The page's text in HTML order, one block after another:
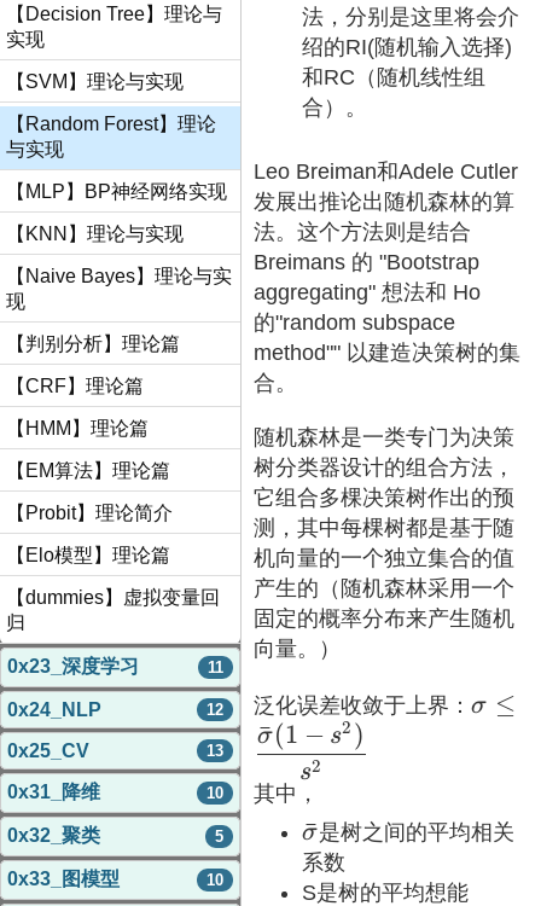
【Decision Tree】理论与
实现
【SVM】理论与实现
【Random Forest】理论
与实现
【MLP】BP神经网络实现
【KNN】理论与实现
【Naive Bayes】理论与实
现
【判别分析】理论篇
【CRF】理论篇
【HMM】理论篇
【EM算法】理论篇
【Probit】理论简介
【Elo模型】理论篇
【dummies】虚拟变量回
归
0x23_深度学习 11
0x24_NLP 12
0x25_CV 13
0x31_降维 10
0x32_聚类 5
0x33_图模型 10
法，分别是这里将会介
绍的RI(随机输入选择)
和RC（随机线性组
合）。
Leo Breiman和Adele Cutler
发展出推论出随机森林的算
法。这个方法则是结合
Breimans 的 "Bootstrap
aggregating" 想法和 Ho
的"random subspace
method"" 以建造决策树的集
合。
随机森林是一类专门为决策
树分类器设计的组合方法，
它组合多棵决策树作出的预
测，其中每棵树都是基于随
机向量的一个独立集合的值
产生的（随机森林采用一个
固定的概率分布来产生随机
向量。）
泛化误差收敛于上界： σ ≤
s2
σ
ˉ(1 − s2 )
其中，
\bar\sigma
σ
ˉ是树之间的平均相关
系数
S是树的平均想能